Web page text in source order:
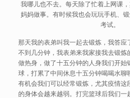
我哪儿也不去。每天除了忙着上网课
妈妈做事。有时候我也会玩玩手机、
考试。
那天我的表弟叫我一起去锻炼，我答应
不到几分钟，我表弟来我家接我去锻炼
做热身，做了十五分钟的人身我们开始
球，打累了中间休息十五分钟喝喝水聊
有机会我们可以经常锻炼，尤其疫情这
的身体会越来越弱。打完篮球后我们一